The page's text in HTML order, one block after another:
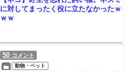
に対してまったく役に立たなかったｗ
ｗｗ
50 コメント
動物・ペット